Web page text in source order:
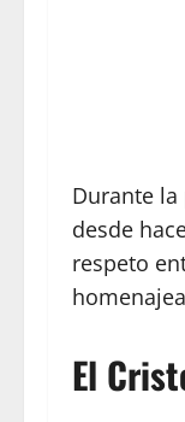
Durante
desde
respeto
El